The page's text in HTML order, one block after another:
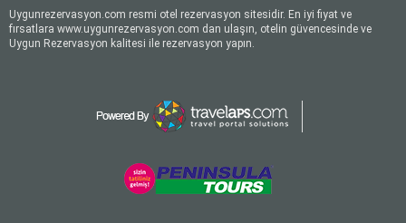
Uygunrezervasyon.com resmi otel rezervasyon sitesidir. En iyi fiyat ve
fırsatlara www.uygunrezervasyon.com dan ulaşın, otelin güvencesinde ve
Uygun Rezervasyon kalitesi ile rezervasyon yapın.